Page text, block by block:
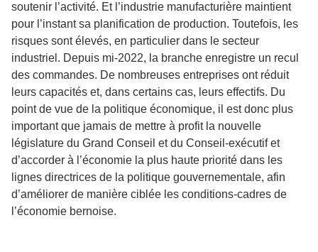
soutenir l’activité. Et l’industrie manufacturière maintient
pour l’instant sa planification de production. Toutefois, les
risques sont élevés, en particulier dans le secteur
industriel. Depuis mi-2022, la branche enregistre un recul
des commandes. De nombreuses entreprises ont réduit
leurs capacités et, dans certains cas, leurs effectifs. Du
point de vue de la politique économique, il est donc plus
important que jamais de mettre à profit la nouvelle
législature du Grand Conseil et du Conseil-exécutif et
d’accorder à l’économie la plus haute priorité dans les
lignes directrices de la politique gouvernementale, afin
d’améliorer de manière ciblée les conditions-cadres de
l’économie bernoise.